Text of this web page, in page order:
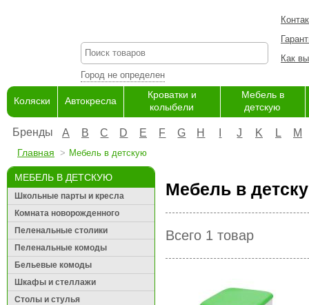
Город не определен
Как
Коляски Автокресла
Кроватки и
колыбели
Мебель в
детскую
Бренды A B C D E F G H J K L M
Главная Мебель в детскую
МЕБЕЛЬ В ДЕТСКУЮ
Школьные парты и кресла
Комната новорожденного
Пеленальные столики
Пеленальные комоды
Бельевые комоды
Шкафы и стеллажи
Столы и стулья
Мебель в
Всего 1 товар